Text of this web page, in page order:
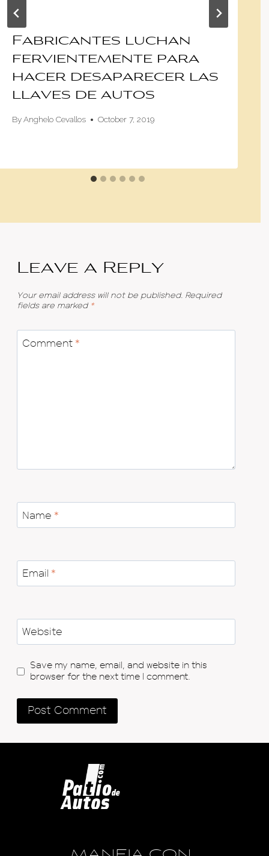
Fabricantes luchan
fervientemente para
hacer desaparecer las
llaves de autos
ByAnghelo Cevallos October 7, 2019
Leave a Reply
Your email address will not be published. Required
fields are marked *
Comment *
Name *
Email *
Website
Save my name, email, and website in this
browser for the next time I comment.